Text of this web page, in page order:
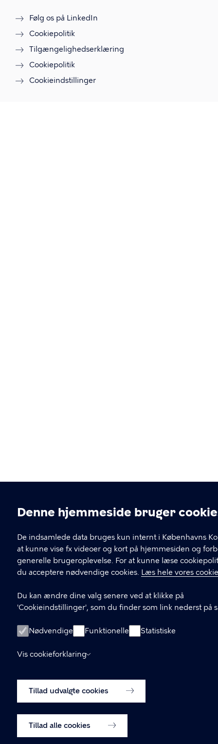
Cookieindstillinger
Denne hjemmeside bruger
De indsamlede data bruges kun internt i Københavns
at kunne vise fx videoer og kort på hjemmesiden og
generelle brugeroplevelse. For at kunne læse
du acceptere nødvendige cookies. Læs hele vores
Du kan ændre dine valg senere ved at klikke på
'Cookieindstillinger', som du finder som link nederst på
Nødvendige Funktionelle Statistiske
Vis cookieforklaring
Tillad udvalgte cookies
Tillad alle cookies
Følg os på LinkedIn
Cookiepolitik
Tilgængelighedserklæring
Cookiepolitik
Cookieindstillinger